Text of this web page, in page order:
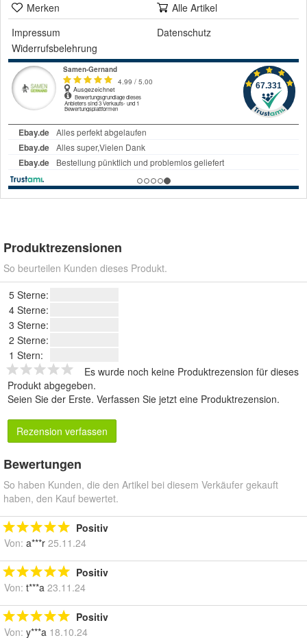
Merken
Alle Artikel
Impressum
Datenschutz
Widerrufsbelehrung
Produktrezensionen
So beurteilen Kunden dieses Produkt.
5 Sterne:
4 Sterne:
3 Sterne:
2 Sterne:
1 Stern:
Es wurde noch keine Produktrezension für dieses
Produkt abgegeben.
Seien Sie der Erste. Verfassen Sie jetzt eine Produktrezension.
Rezension verfassen
Bewertungen
So haben Kunden, die den Artikel bei diesem Verkäufer gekauft
haben, den Kauf bewertet.
Positiv
Von: a***r 25.11.24
Positiv
Von: t***a 23.11.24
Positiv
Von: y***a 18.10.24